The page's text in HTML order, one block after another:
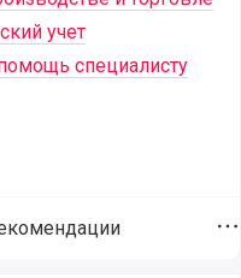
учет
специалисту